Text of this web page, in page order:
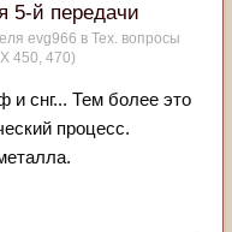
5-й передачи
evg966 в Тех. вопросы
450, 470)
и снг... Тем более это
процесс.